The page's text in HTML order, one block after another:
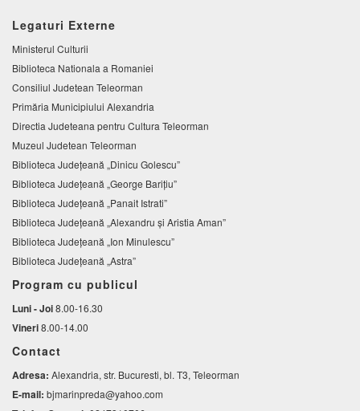
Legaturi Externe
Ministerul Culturii
Biblioteca Nationala a Romaniei
Consiliul Judetean Teleorman
Primăria Municipiului Alexandria
Directia Judeteana pentru Cultura Teleorman
Muzeul Judetean Teleorman
Biblioteca Judeţeană „Dinicu Golescu”
Biblioteca Județeană „George Barițiu”
Biblioteca Judeţeană „Panait Istrati”
Biblioteca Judeţeană „Alexandru şi Aristia Aman”
Biblioteca Judeţeană „Ion Minulescu”
Biblioteca Județeană „Astra”
Program cu publicul
Luni - Joi8.00-16.30
Vineri8.00-14.00
Contact
Adresa: Alexandria, str. Bucuresti, bl. T3, Teleorman
E-mail: bjmarinpreda@yahoo.com